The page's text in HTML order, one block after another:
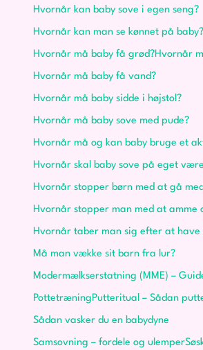
Hvornår kan baby sove i egen seng?
Hvornår kan man se kønnet på baby?
Hvornår må baby få grød?Hvornår
Hvornår må baby få vand?
Hvornår må baby sidde i højstol?
Hvornår må baby sove med pude?
Hvornår må og kan baby bruge et
Hvornår skal baby sove på eget
Hvornår stopper børn med at gå
Hvornår stopper man med at amme
Hvornår taber man sig efter at have
Må man vække sit barn fra lur?
PottetræningPutteritual – Sådan
Sådan vasker du en babydyne
Samsovning – fordele og ulemper